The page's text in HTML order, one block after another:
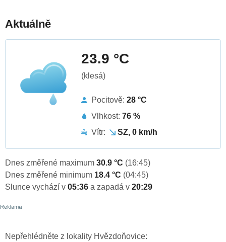
Aktuálně
23.9 °C
(klesá)
Pocitově: 28 °C
Vlhkost: 76 %
Vítr:
SZ, 0 km/h
Dnes změřené maximum 30.9 °C (16:45)
Dnes změřené minimum 18.4 °C (04:45)
Slunce vychází v 05:36 a zapadá v 20:29
Nepřehlédněte z lokality Hvězdoňovice: